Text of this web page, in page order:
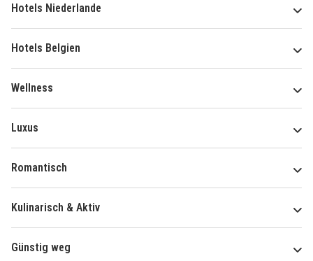
Hotels Niederlande
Hotels Belgien
Wellness
Luxus
Romantisch
Kulinarisch & Aktiv
Günstig weg